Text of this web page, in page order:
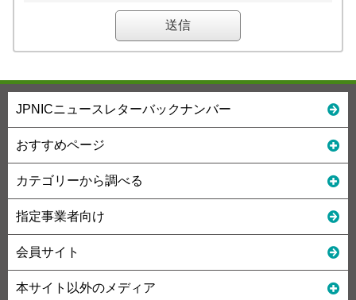
JPNICニュースレターバックナンバー
おすすめページ
カテゴリーから調べる
指定事業者向け
会員サイト
本サイト以外のメディア